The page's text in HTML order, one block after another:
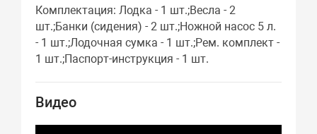
Комплектация: Лодка - 1 шт.;Весла - 2
шт.;Банки (сидения) - 2 шт.;Ножной насос 5 л.
- 1 шт.;Лодочная сумка - 1 шт.;Рем. комплект -
1 шт.;Паспорт-инструкция - 1 шт.
Видео